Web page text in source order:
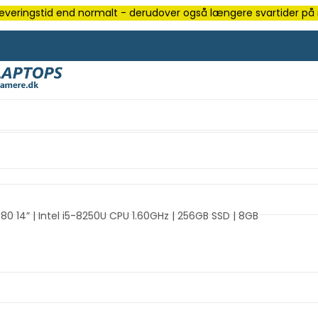
end normalt - derudover også længere svartider på
14” | Intel i5-8250U CPU 1.60GHz | 256GB SSD | 8GB